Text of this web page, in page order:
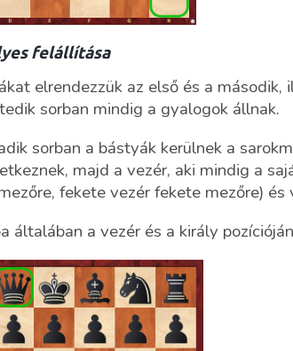
felállítása
elrendezzük az első és a
sorban mindig a gyalogok állnak.
sorban a bástyák kerülnek a
majd a vezér, aki mindig a
fekete vezér fekete mezőre) és
általában a vezér és a király